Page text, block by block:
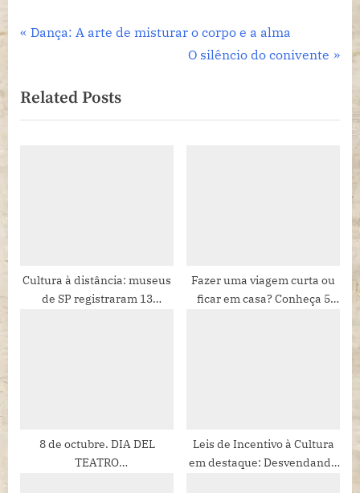
Navegação
Post
P
v
i
t
Dança: A arte de misturar o corpo e a alma
N
t
O silêncio do conivente
Related Posts
Cultura à distância: museus
de SP registraram 13
Fazer uma viagem curta ou
ficar em casa? Conheça 5
8 de octubre. DIA DEL
TEATRO
Leis de Incentivo à Cultura
em destaque: Desvendando